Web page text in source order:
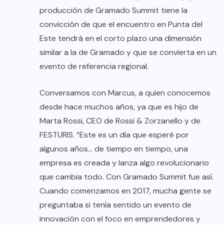
producción de Gramado Summit tiene la
convicción de que el encuentro en Punta del
Este tendrá en el corto plazo una dimensión
similar a la de Gramado y que se convierta en un
evento de referencia regional.
Conversamos con Marcus, a quien conocemos
desde hace muchos años, ya que es hijo de
Marta Rossi, CEO de Rossi & Zorzanello y de
FESTURIS. “Este es un día que esperé por
algunos años… de tiempo en tiempo, una
empresa es creada y lanza algo revolucionario
que cambia todo. Con Gramado Summit fue así.
Cuando comenzamos en 2017, mucha gente se
preguntaba si tenía sentido un evento de
innovación con el foco en emprendedores y